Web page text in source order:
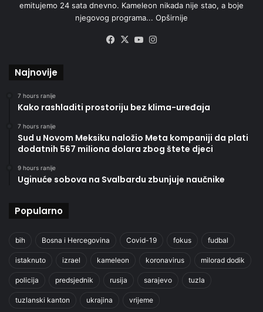
emitujemo 24 sata dnevno. Kameleon nikada nije stao, a boje
njegovog programa... Opširnije
Facebook
X YouTube
Najnovije
7 hours ranije
Kako rashladiti prostoriju bez klima-uređaja
7 hours ranije
Sud u Novom Meksiku naložio Meta kompaniji da plati
dodatnih 567 miliona dolara zbog štete djeci
9 hours ranije
Uginuće sobova na Svalbardu zbunjuje naučnike
Popularno
bih Bosna i Hercegovina Covid-19 fokus fudbal
istaknuto izrael kameleon koronavirus milorad dodik
policija predsjednik rusija sarajevo tuzla
tuzlanski kanton ukrajina vrijeme